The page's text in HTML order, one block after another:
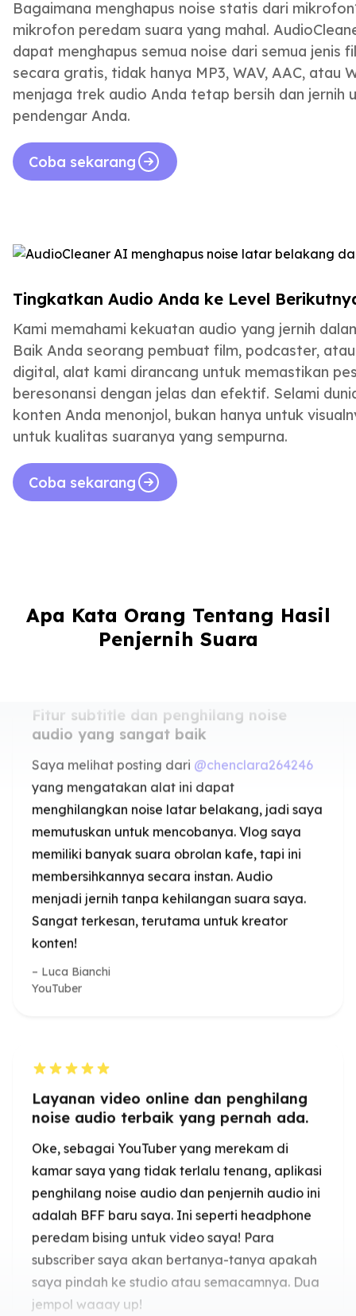
Bagaimana menghapus noise statis dari
mikrofon peredam suara yang mahal.
dapat menghapus semua noise dari semua jenis
secara gratis, tidak hanya MP3, WAV, AAC, atau
menjaga trek audio Anda tetap bersih dan jernih
pendengar Anda.
Coba sekarang
Tingkatkan Audio Anda ke Level
Kami memahami kekuatan audio yang jernih
Baik Anda seorang pembuat film, podcaster,
digital, alat kami dirancang untuk memastikan
beresonansi dengan jelas dan efektif. Selami
konten Anda menonjol, bukan hanya untuk
untuk kualitas suaranya yang sempurna.
Coba sekarang
Apa Kata Orang Tentang Hasil
Penjernih Suara
Fitur subtitle dan penghilang noise
audio yang sangat baik
yang mengatakan alat ini dapat
menghilangkan noise latar belakang, jadi saya
memiliki banyak suara obrolan kafe, tapi ini
membersihkannya secara instan. Audio
menjadi jernih tanpa kehilangan suara saya.
Sangat terkesan, terutama untuk kreator
konten!
Luca Bianchi
YouTuber
Oke, sebagai YouTuber yang merekam di
kamar saya yang tidak terlalu tenang, aplikasi
penghilang noise audio dan penjernih audio ini
peredam bising untuk video saya! Para
subscriber saya akan bertanya-tanya apakah
saya pindah ke studio atau semacamnya. Dua
jempol waaay up!
Alex R